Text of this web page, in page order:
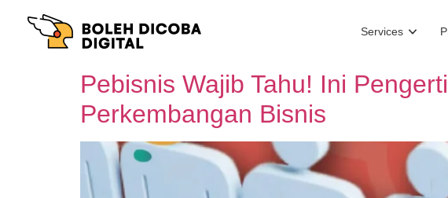
Services
Pebisnis Wajib Tahu! Ini
Perkembangan Bisnis